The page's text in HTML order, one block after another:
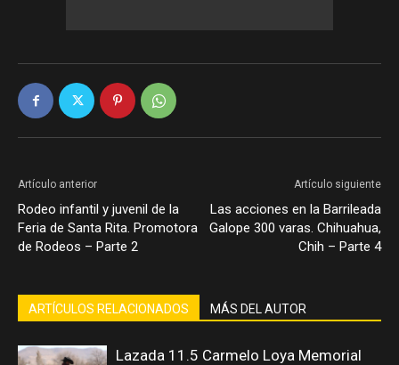
Artículo anterior
Rodeo infantil y juvenil de la
Feria de Santa Rita. Promotora
de Rodeos – Parte 2
Artículo siguiente
Las acciones en la Barrileada
Galope 300 varas. Chihuahua,
Chih – Parte 4
ARTÍCULOS RELACIONADOS MÁS DEL AUTOR
Lazada 11.5 Carmelo Loya Memorial